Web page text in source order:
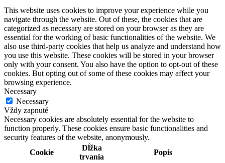
This website uses cookies to improve your experience while you
navigate through the website. Out of these, the cookies that are
categorized as necessary are stored on your browser as they are
essential for the working of basic functionalities of the website. We
also use third-party cookies that help us analyze and understand how
you use this website. These cookies will be stored in your browser
only with your consent. You also have the option to opt-out of these
cookies. But opting out of some of these cookies may affect your
browsing experience.
Necessary
Necessary
Vždy zapnuté
Necessary cookies are absolutely essential for the website to
function properly. These cookies ensure basic functionalities and
security features of the website, anonymously.
Cookie
Dĺžka
trvania
Popis